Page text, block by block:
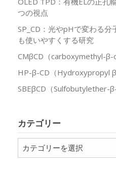
つの視点
SP_CD：光やpHで変わる分
も使いやすくする研究
CMβCD（carboxymethyl-β-
HP-β-CD（Hydroxypropyl
SBEβCD（Sulfobutylether-
カテゴリー
テ